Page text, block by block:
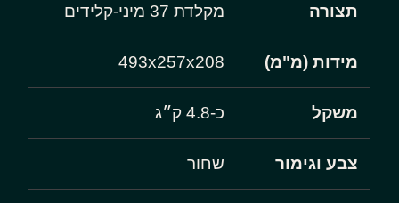
תצורה מקלדת 37 מיני-קלידים
מידות (מ"מ) 493x257x208
משקל כ-4.8 ק״ג
צבע וגימור שחור